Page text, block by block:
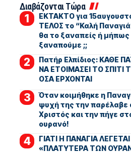
Διαβάζονται Τώρα
ΕΚΤΑΚΤΟ για
ΤΕΛΟΣ το “Καλή
θα το ξαναπείς ή μήπως
ξαναπούμε ;;
Πατήρ Ελπίδιος: ΚΑΘΕ
ΝΑ ΕΤΟΙΜΑΣΕΙ ΤΟ ΣΠΙΤΙ
ΟΣΑ ΕΡΧΟΝΤΑΙ
Όταν κοιμήθηκε η
ψυχή της την παρέλαβε
Χριστός και την πήγε
ουρανό!
ΓΙΑΤΙ Η ΠΑΝΑΓΙΑ ΛΕΓΕΤΑΙ
«ΠΛΑΤΥΤΕΡΑ ΤΩΝ